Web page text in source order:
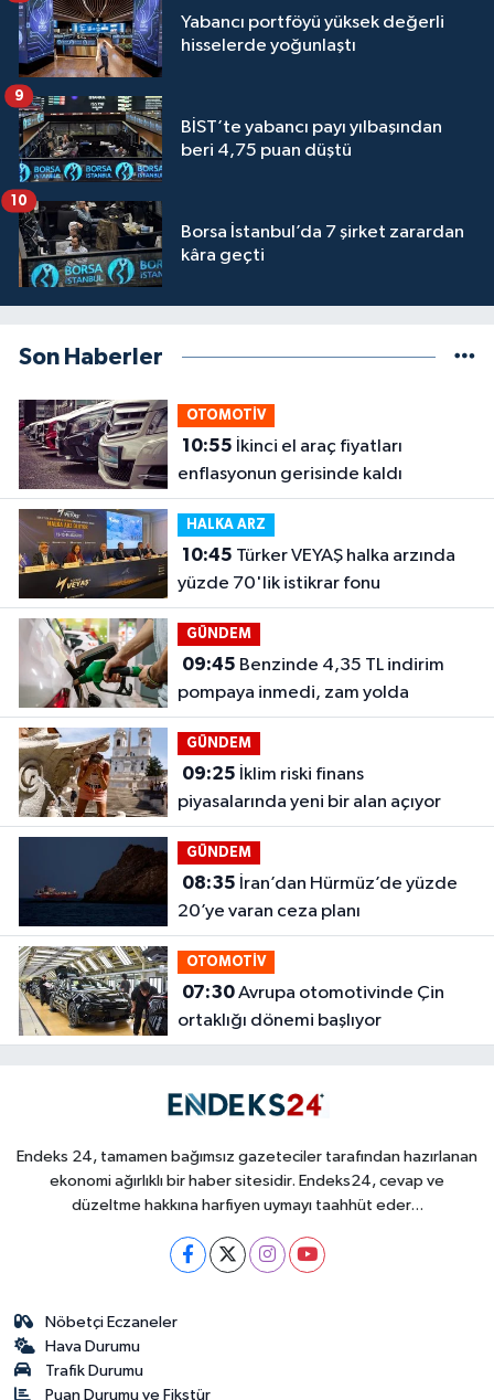
Yabancı portföyü yüksek değerli
hisselerde yoğunlaştı
BİST’te yabancı payı yılbaşından
beri 4,75 puan düştü
9
Borsa İstanbul’da 7 şirket zarardan
kâra geçti
10
Son Haberler
OTOMOTİV
10:55
enflasyonun gerisinde kaldı
HALKA ARZ
10:45
yüzde 70'lik istikrar fonu
GÜNDEM
09:45
pompaya inmedi, zam yolda
GÜNDEM
09:25
piyasalarında yeni bir alan açıyor
GÜNDEM
08:35
20’ye varan ceza planı
OTOMOTİV
07:30Avrupa otomotivinde Çin
ortaklığı dönemi başlıyor
Endeks 24, tamamen bağımsız gazeteciler tarafından hazırlanan
ekonomi ağırlıklı bir haber sitesidir. Endeks24, cevap ve
düzeltme hakkına harfiyen uymayı taahhüt eder...
Nöbetçi Eczaneler
Hava Durumu
Trafik Durumu
Puan Durumu ve Fikstür